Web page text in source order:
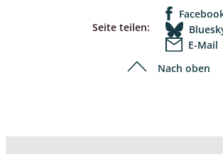
Seite teilen:
E-Mail
Nach oben